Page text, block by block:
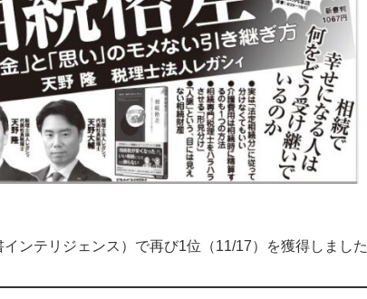
ンテリジェンス）で再び1位（11/17）を獲得しまし